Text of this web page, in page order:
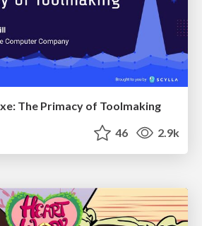
The Primacy of Toolmaking
46 2.9k